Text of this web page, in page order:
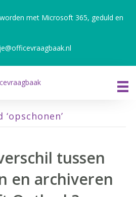
met Microsoft 365, geduld en
tussen
en archiveren